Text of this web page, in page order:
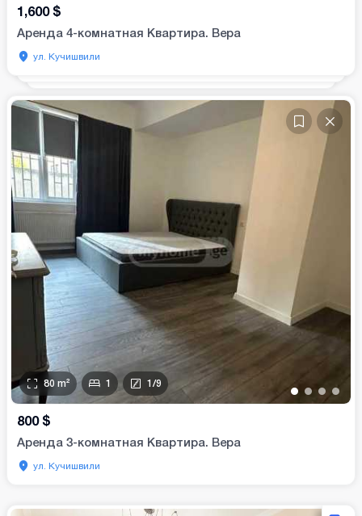
1,600 $
Аренда 4-комнатная Квартира. Вера
ул. Кучишвили
• • • •
80 m² 1 1 /9
800 $
Аренда 3-комнатная Квартира. Вера
ул. Кучишвили